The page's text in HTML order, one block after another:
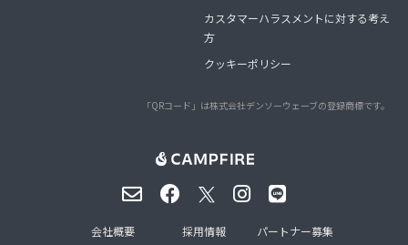
カスタマーハラスメントに対する考え
方
クッキーポリシー
「QRコード」は株式会社デンソーウェーブの登録商標です。
会社概要 採用情報 パートナー募集